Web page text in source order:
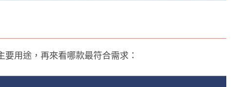
用途，再來看哪款最符合需求：